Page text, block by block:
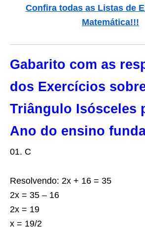
Confira todas as Listas de
Matemática!!!
Gabarito com as
dos Exercícios
Triângulo Isósceles
Ano do ensino
01. C
Resolvendo: 2x + 16 = 35
2x = 35 – 16
2x = 19
x = 19/2